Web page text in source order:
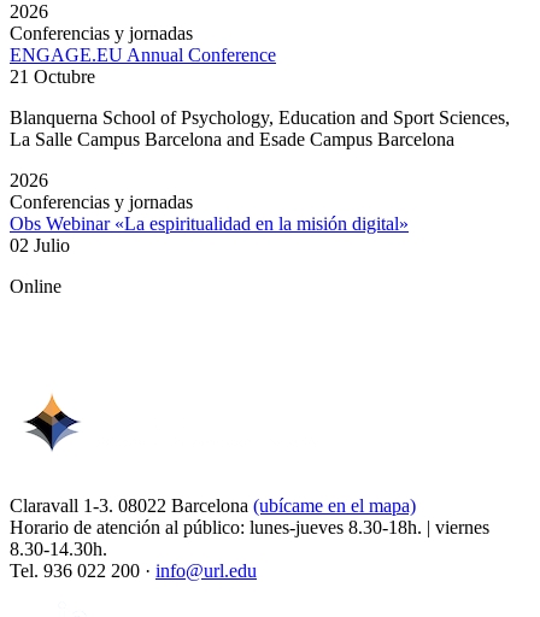
2026
Conferencias y jornadas
ENGAGE.EU Annual Conference
21 Octubre
Blanquerna School of Psychology, Education and Sport Sciences,
La Salle Campus Barcelona and Esade Campus Barcelona
2026
Conferencias y jornadas
Obs Webinar «La espiritualidad en la misión digital»
02 Julio
Online
Claravall 1-3. 08022 Barcelona (ubícame en el mapa)
Horario de atención al público: lunes-jueves 8.30-18h. | viernes
8.30-14.30h.
Tel. 936 022 200 · info@url.edu